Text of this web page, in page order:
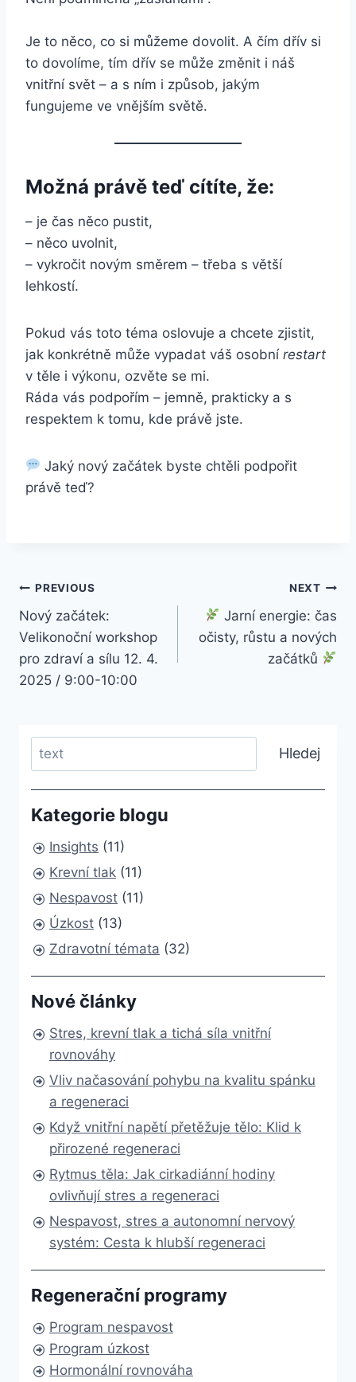
Je to něco, co si můžeme dovolit. A čím dřív si
to dovolíme, tím dřív se může změnit i náš
vnitřní svět – a s ním i způsob, jakým
fungujeme ve vnějším světě.
Možná právě teď cítíte, že:
– je čas něco pustit,
– něco uvolnit,
– vykročit novým směrem – třeba s větší
lehkostí.
Pokud vás toto téma oslovuje a chcete zjistit,
jak konkrétně může vypadat váš osobní restart
v těle i výkonu, ozvěte se mi.
Ráda vás podpořím – jemně, prakticky a s
respektem k tomu, kde právě jste.
Jaký nový začátek byste chtěli podpořit
právě teď?
Post
navigation
PREVIOUS
Nový začátek:
Velikonoční workshop
pro zdraví a sílu 12. 4.
2025 / 9:00-10:00
NEXT
Jarní energie: čas
očisty, růstu a nových
začátků
Search Hledej
Kategorie blogu
Insights (11)
Krevní tlak (11)
Nespavost (11)
Úzkost (13)
Zdravotní témata (32)
Nové články
Stres, krevní tlak a tichá síla vnitřní
rovnováhy
Vliv načasování pohybu na kvalitu spánku
a regeneraci
Když vnitřní napětí přetěžuje tělo: Klid k
přirozené regeneraci
Rytmus těla: Jak cirkadiánní hodiny
ovlivňují stres a regeneraci
Nespavost, stres a autonomní nervový
systém: Cesta k hlubší regeneraci
Regenerační programy
Program nespavost
Program úzkost
Hormonální rovnováha